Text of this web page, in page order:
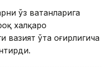
ўз ватанларига
халқаро
вазият ўта оғирлигича